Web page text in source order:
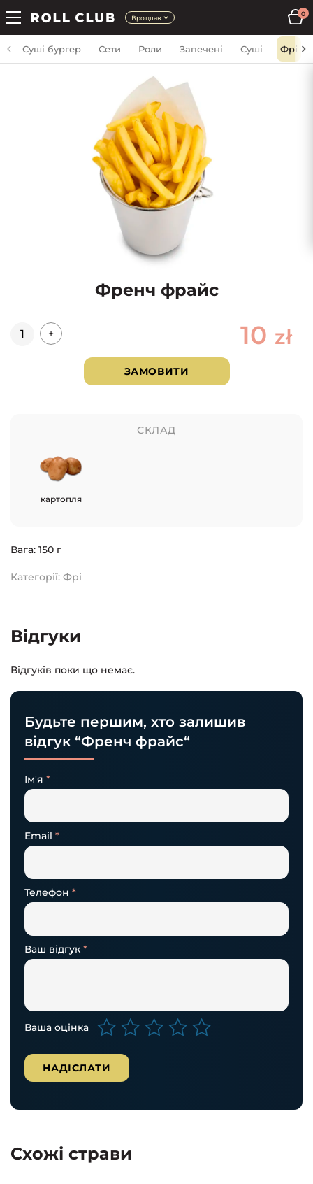
Вроцлав
0
Суші бургер Сети Роли Запечені Суші Фрі
Френч фрайс
Кількість
+ 10 zł
ЗАМОВИТИ
СКЛАД
картопля
Вага: 150 г
Категорії: Фрі
Відгуки
Відгуків поки що немає.
Будьте першим, хто залишив
відгук “Френч фрайс“
Ім'я *
Email *
Телефон *
Ваша оцінка
Ваш відгук *
Схожі страви